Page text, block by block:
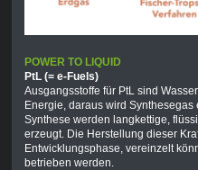
POWER TO LIQUID
PtL (= e-Fuels)
Ausgangsstoffe für PtL sind
Energie, daraus wird Synthesegas
Synthese werden langkettige,
erzeugt. Die Herstellung dieser
Entwicklungsphase, vereinzelt
betrieben werden.